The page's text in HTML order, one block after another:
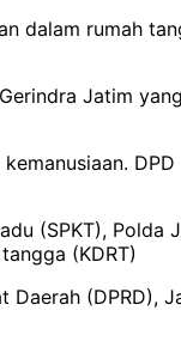
dalam rumah
Jatim
(SPKT),
(KDRT)
(DPRD),